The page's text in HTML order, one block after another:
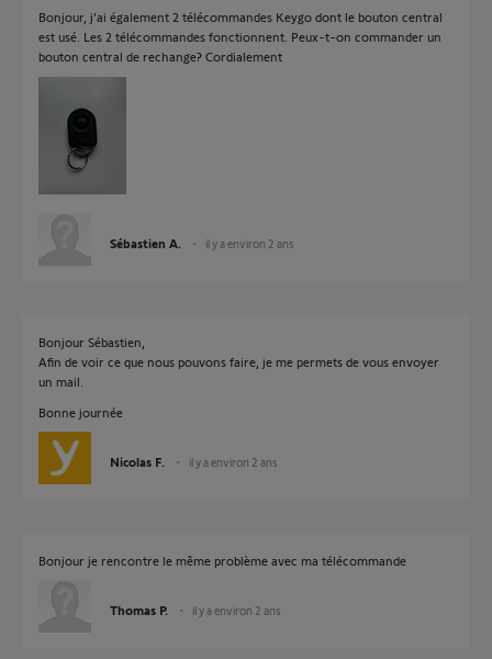
Bonjour, j’ai également 2 télécommandes Keygo dont le bouton central
est usé. Les 2 télécommandes fonctionnent. Peux-t-on commander un
bouton central de rechange? Cordialement
Sébastien A. il y a environ 2 ans
Bonjour Sébastien,
Afin de voir ce que nous pouvons faire, je me permets de vous envoyer
un mail.
Bonne journée
Nicolas F. il y a environ 2 ans
Bonjour je rencontre le même problème avec ma télécommande
Thomas P. il y a environ 2 ans